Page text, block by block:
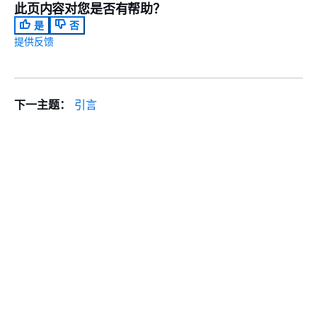
此页内容对您是否有帮助？
是
否
提供反馈
下一主题： 引言